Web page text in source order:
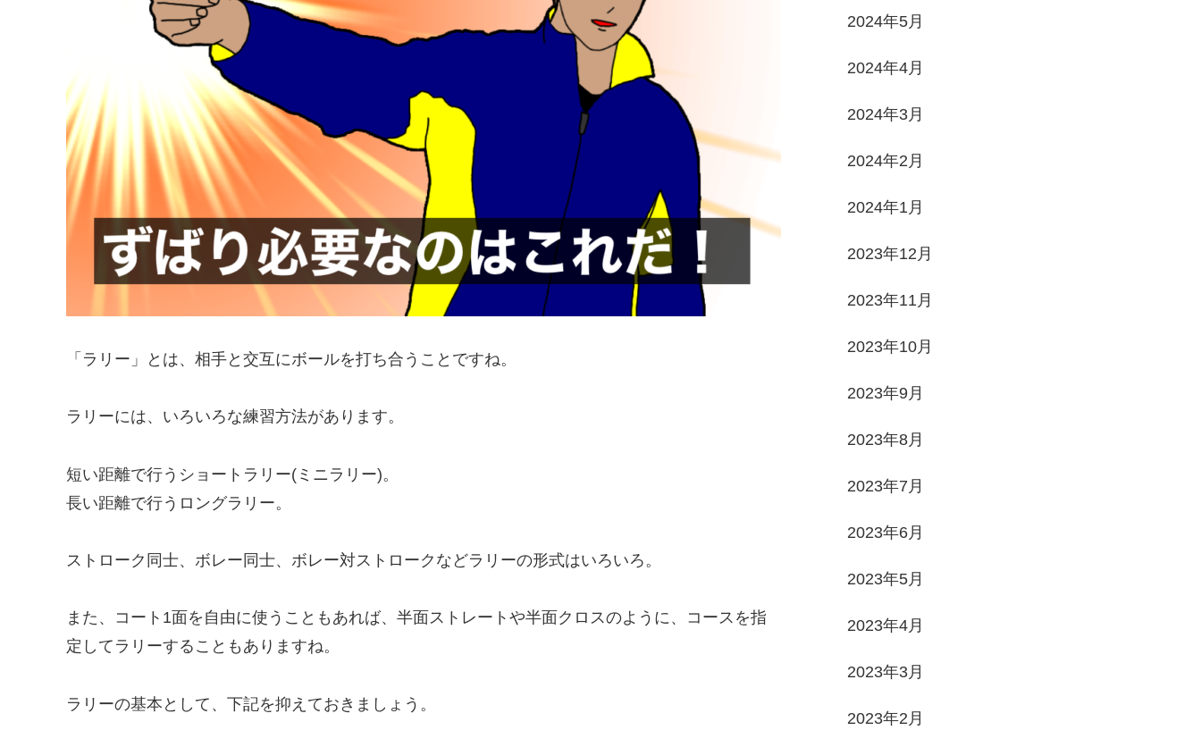
「ラリー」とは、相手と交互にボールを打ち合うことですね。
ラリーには、いろいろな練習方法があります。
短い距離で行うショートラリー(ミニラリー)。
長い距離で行うロングラリー。
ストローク同士、ボレー同士、ボレー対ストロークなどラリーの形式はいろいろ。
また、コート1面を自由に使うこともあれば、半面ストレートや半面クロスのように、コースを指
定してラリーすることもありますね。
ラリーの基本として、下記を抑えておきましょう。
2024年5月
2024年4月
2024年3月
2024年2月
2024年1月
2023年12月
2023年11月
2023年10月
2023年9月
2023年8月
2023年7月
2023年6月
2023年5月
2023年4月
2023年3月
2023年2月